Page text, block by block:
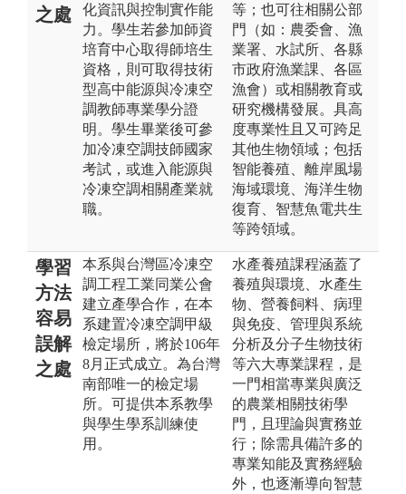
之處
化資訊與控制實作能
力。學生若參加師資
培育中心取得師培生
資格，則可取得技術
型高中能源與冷凍空
調教師專業學分證
明。學生畢業後可參
加冷凍空調技師國家
考試，或進入能源與
冷凍空調相關產業就
職。
等；也可往相關公部
門（如：農委會、漁
業署、水試所、各縣
市政府漁業課、各區
漁會）或相關教育或
研究機構發展。具高
度專業性且又可跨足
其他生物領域；包括
智能養殖、離岸風場
海域環境、海洋生物
復育、智慧魚電共生
等跨領域。
學習
方法
容易
誤解
之處
本系與台灣區冷凍空
調工程工業同業公會
建立產學合作，在本
系建置冷凍空調甲級
檢定場所，將於106年
8月正式成立。為台灣
南部唯一的檢定場
所。可提供本系教學
與學生學系訓練使
用。
水產養殖課程涵蓋了
養殖與環境、水產生
物、營養飼料、病理
與免疫、管理與系統
分析及分子生物技術
等六大專業課程，是
一門相當專業與廣泛
的農業相關技術學
門，且理論與實務並
行；除需具備許多的
專業知能及實務經驗
外，也逐漸導向智慧